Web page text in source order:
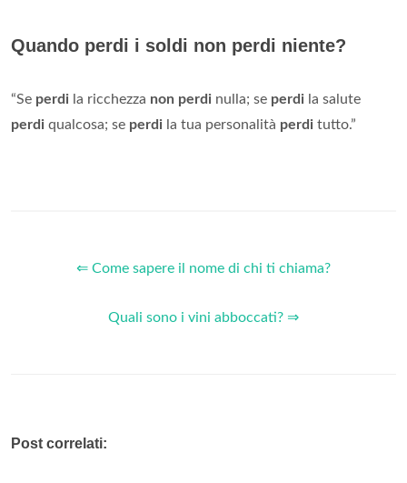
Quando perdi i soldi non perdi niente?
“Se perdi la ricchezza non perdi nulla; se perdi la salute
perdi qualcosa; se perdi la tua personalità perdi tutto.”
⇐ Come sapere il nome di chi ti chiama?
Quali sono i vini abboccati? ⇒
Post correlati: